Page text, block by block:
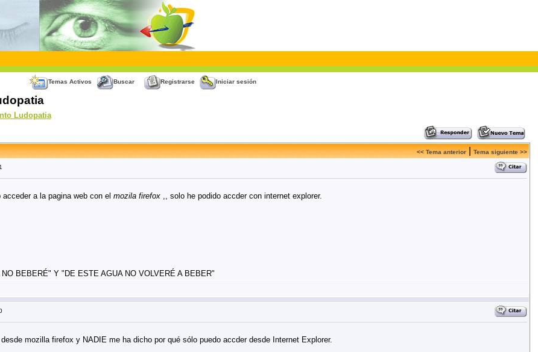
Temas Activos Buscar Registrarse Iniciar sesión
Ludopatia
<< Tema anterior|Tema siguiente >>
a la pagina web con el mozila firefox,, solo he podido accder con internet explorer.
BEBERÉ" Y "DE ESTE AGUA NO VOLVERÉ A BEBER"
mozilla firefox y NADIE me ha dicho por qué sólo puedo accder desde Internet Explorer.